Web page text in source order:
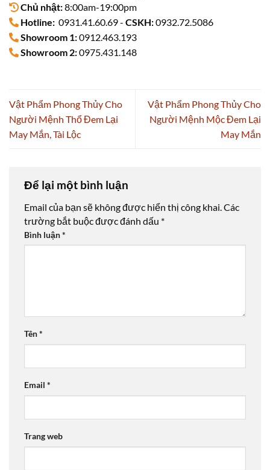
Chủ nhật:8:00am-19:00pm
Hotline: 0931.41.60.69 - CSKH:0932.72.5086
Showroom 1:0912.463.193
Showroom 2:0975.431.148
Vật Phẩm Phong Thủy Cho
Người Mệnh Thổ Đem Lại
May Mắn, Tài Lộc
Vật Phẩm Phong Thủy Cho
Người Mệnh Mộc Đem Lại
May Mắn
Để lại một bình luận
Email của bạn sẽ không được hiển thị công khai. Các
trường bắt buộc được đánh dấu *
Bình luận*
Tên*
Email *
Trang web